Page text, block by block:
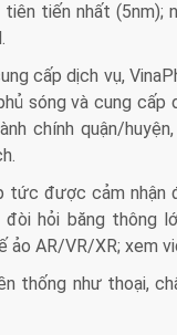
tiến nhất
cấp dịch vụ,
sóng và cung
chính quận/
tức được cảm
hỏi băng thông
AR/VR/XR; xem
thống như thoại,